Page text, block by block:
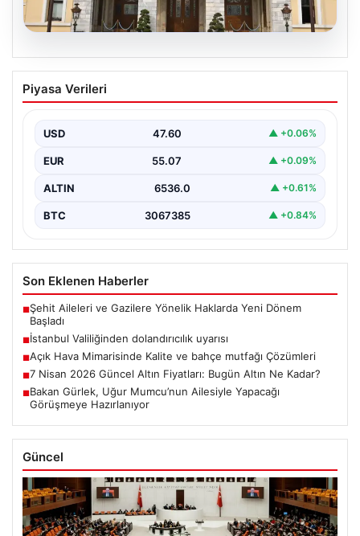
İstanbul Valiliğinden dolandırıcılık
uyarısı
Piyasa Verileri
USD 47.60 ▲ +0.06%
EUR 55.07 ▲ +0.09%
ALTIN 6536.0 ▲ +0.61%
BTC 3067385 ▲ +0.84%
Son Eklenen Haberler
■Şehit Aileleri ve Gazilere Yönelik Haklarda Yeni Dönem
Başladı
■İstanbul Valiliğinden dolandırıcılık uyarısı
■Açık Hava Mimarisinde Kalite ve bahçe mutfağı Çözümleri
■7 Nisan 2026 Güncel Altın Fiyatları: Bugün Altın Ne Kadar?
■Bakan Gürlek, Uğur Mumcu’nun Ailesiyle Yapacağı
Görüşmeye Hazırlanıyor
Güncel